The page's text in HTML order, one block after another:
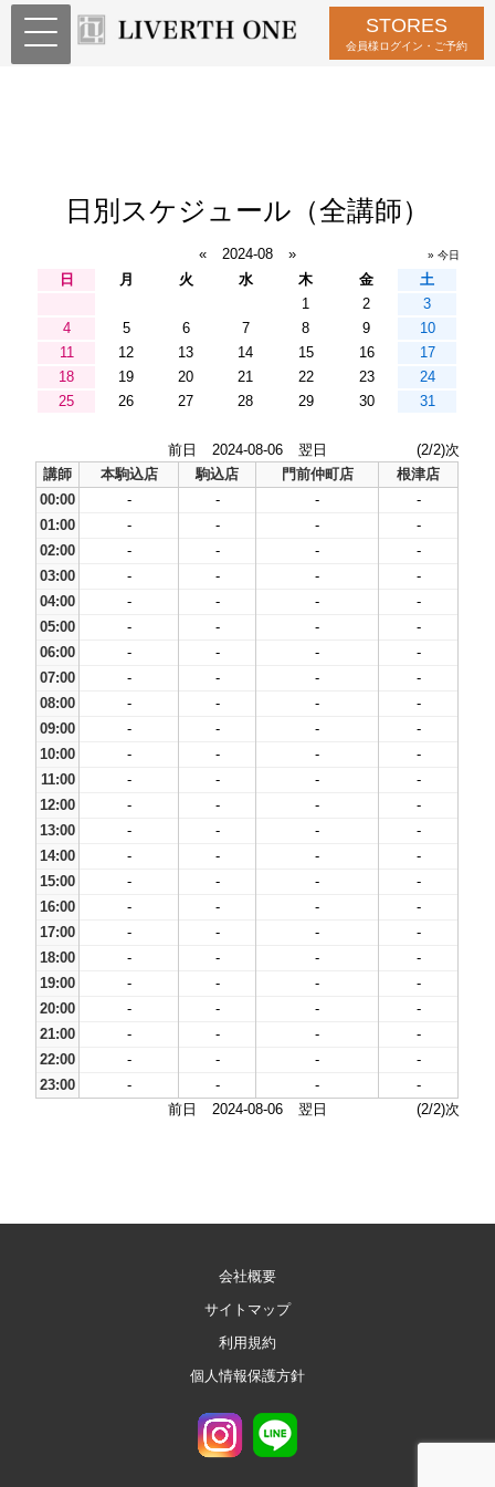
STORES
会員様ログイン・ご予約
日別スケジュール（全講師）
« 2024-08 » » 今日
日 月 火 水 木 金
土
1
2
3
4
5 6 7 8 9
10
11
12 13 14 15 16
17
18
19 20 21 22 23
24
25
26 27 28 29 30 31
前日 2024-08-06 翌日
(2/2)次
講師
本駒込店 駒込店 門前仲町店
根津店
00:00
- - -
-
01:00
- - -
-
02:00
- - -
-
03:00
- - -
-
04:00
- - -
-
05:00
- - -
-
06:00
- - -
-
07:00
- - -
-
08:00
- - -
-
09:00
- - -
-
10:00
- - -
-
11:00
- - -
-
12:00
- - -
-
13:00
- - -
-
14:00
- - -
-
15:00
- - -
-
16:00
- - -
-
17:00
- - -
-
18:00
- - -
-
19:00
- - -
-
20:00
- - -
-
21:00
- - -
-
22:00
- - -
-
23:00
- - -
-
前日
2024-08-06 翌日 (2/2)次
会社概要
サイトマップ
利用規約
個人情報保護方針